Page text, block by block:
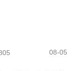
08-05